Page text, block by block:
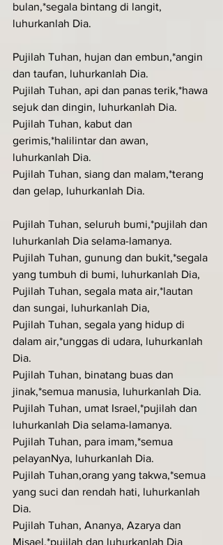
bulan,*segala bintang di langit,
luhurkanlah Dia.
Pujilah Tuhan, hujan dan embun,*angin
dan taufan, luhurkanlah Dia.
Pujilah Tuhan, api dan panas terik,*hawa
sejuk dan dingin, luhurkanlah Dia.
Pujilah Tuhan, kabut dan
gerimis,*halilintar dan awan,
luhurkanlah Dia.
Pujilah Tuhan, siang dan malam,*terang
dan gelap, luhurkanlah Dia.
Pujilah Tuhan, seluruh bumi,*pujilah dan
luhurkanlah Dia selama-lamanya.
Pujilah Tuhan, gunung dan bukit,*segala
yang tumbuh di bumi, luhurkanlah Dia,
Pujilah Tuhan, segala mata air,*lautan
dan sungai, luhurkanlah Dia,
Pujilah Tuhan, segala yang hidup di
dalam air,*unggas di udara, luhurkanlah
Dia.
Pujilah Tuhan, binatang buas dan
jinak,*semua manusia, luhurkanlah Dia.
Pujilah Tuhan, umat Israel,*pujilah dan
luhurkanlah Dia selama-lamanya.
Pujilah Tuhan, para imam,*semua
pelayanNya, luhurkanlah Dia.
Pujilah Tuhan,orang yang takwa,*semua
yang suci dan rendah hati, luhurkanlah
Dia.
Pujilah Tuhan, Ananya, Azarya dan
Misael,*pujilah dan luhurkanlah Dia